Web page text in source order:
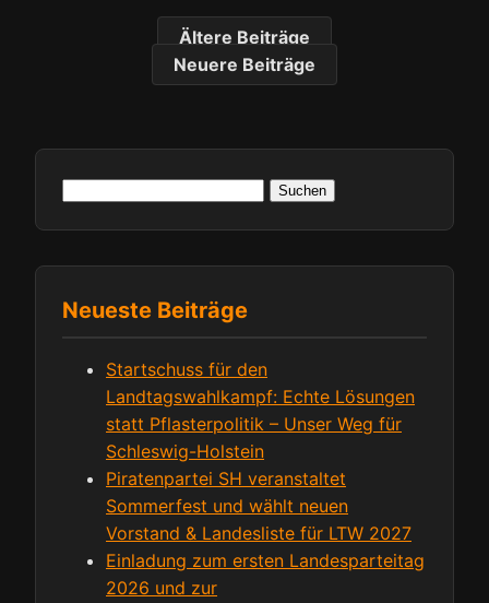
Beitragsnavigation
Ältere Beiträge
Neuere Beiträge
Neueste Beiträge
Startschuss für den
Landtagswahlkampf: Echte Lösungen
statt Pflasterpolitik – Unser Weg für
Schleswig-Holstein
Piratenpartei SH veranstaltet
Sommerfest und wählt neuen
Vorstand & Landesliste für LTW 2027
Einladung zum ersten Landesparteitag
2026 und zur